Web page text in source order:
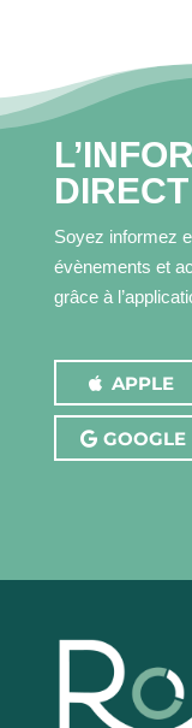
DIRECT
Soyez informez
évènements et
grâce à
APPLE
GOOGLE